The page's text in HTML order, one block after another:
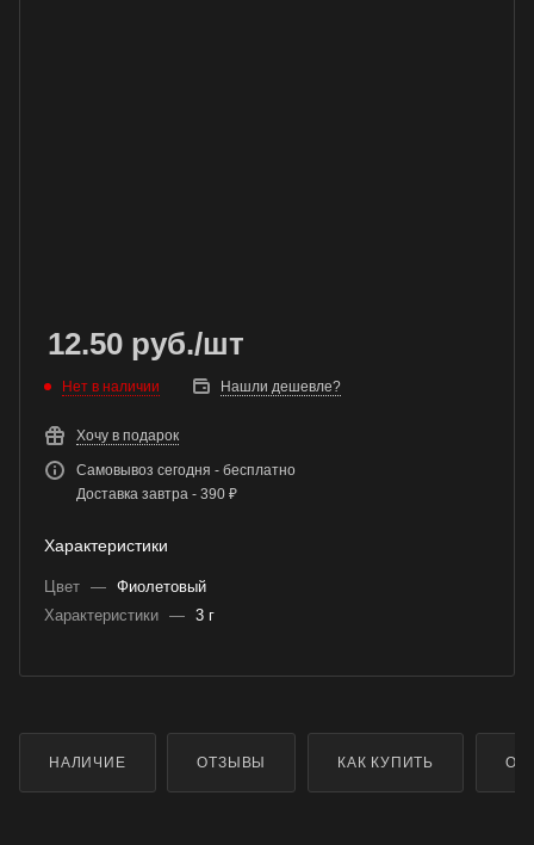
12.50 руб./шт
Нет в наличии Нашли дешевле?
Хочу в подарок
Самовывоз сегодня - бесплатно
Доставка завтра - 390 ₽
Характеристики
Цвет — Фиолетовый
Характеристики — 3 г
НАЛИЧИЕ ОТЗЫВЫ КАК КУПИТЬ